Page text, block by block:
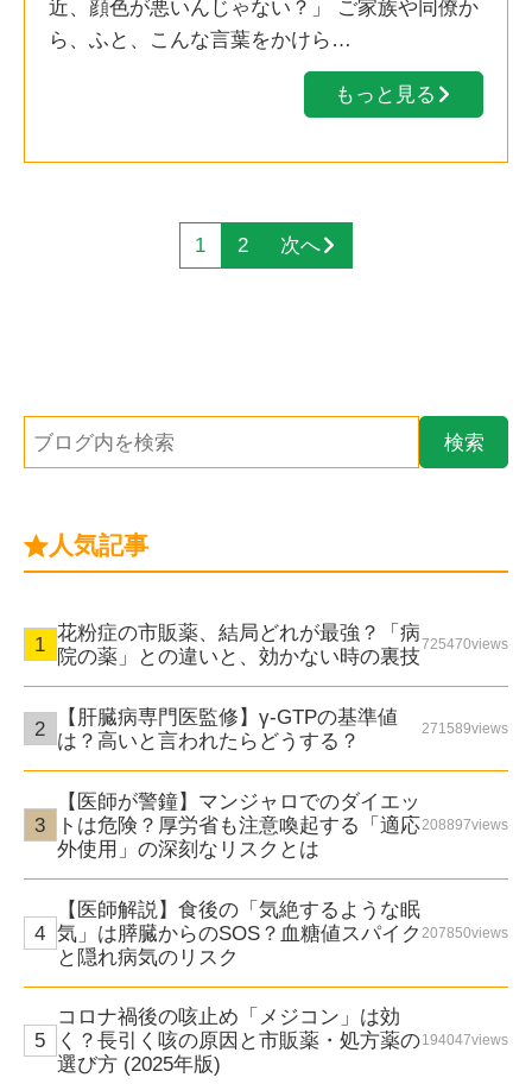
近、顔色が悪いんじゃない？」 ご家族や同僚か
ら、ふと、こんな言葉をかけら…
もっと見る
1 2 次へ
人気記事
花粉症の市販薬、結局どれが最強？「病
院の薬」との違いと、効かない時の裏技725470views
【肝臓病専門医監修】γ-GTPの基準値
は？高いと言われたらどうする？
271589views
【医師が警鐘】マンジャロでのダイエッ
トは危険？厚労省も注意喚起する「適応
外使用」の深刻なリスクとは
208897views
【医師解説】食後の「気絶するような眠
気」は膵臓からのSOS？血糖値スパイク
と隠れ病気のリスク
207850views
コロナ禍後の咳止め「メジコン」は効
く？長引く咳の原因と市販薬・処方薬の
選び方 (2025年版)
194047views